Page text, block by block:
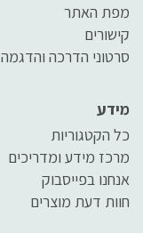
מפת האתר
קישורים
סרטוני הדרכה והדגמה
מידע
כל הקטגוריות
מרכז מידע ומדריכים
אנחנו בפייסבוק
חוות דעת מוצרים